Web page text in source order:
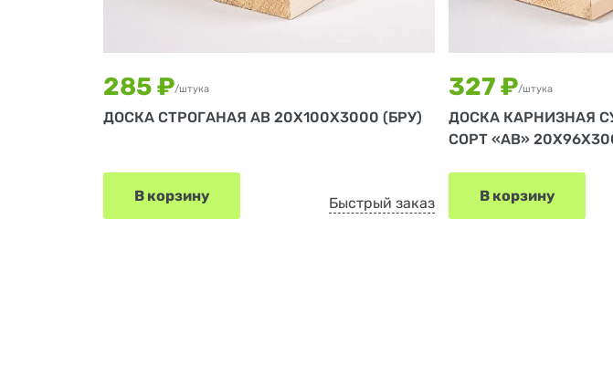
285 ₽/штука
ДОСКА СТРОГАНАЯ АВ 20Х100Х3000 (БРУ)
В корзину Быстрый заказ
327 ₽/штука
ДОСКА КАРНИЗНАЯ
СОРТ «АВ»
В корзину